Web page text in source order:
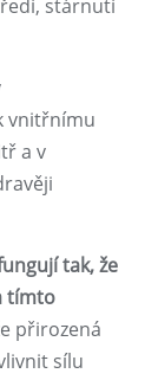
stárnutí
vnitřnímu
a v
tak, že
tímto
přirozená
sílu